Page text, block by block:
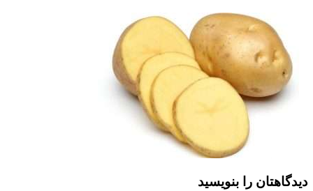
دیدگاهتان را بنویسید